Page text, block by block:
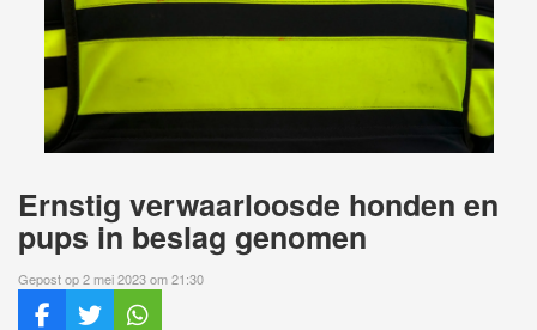
Ernstig verwaarloosde honden en
pups in beslag genomen
Gepost op 2 mei 2023 om 21:30